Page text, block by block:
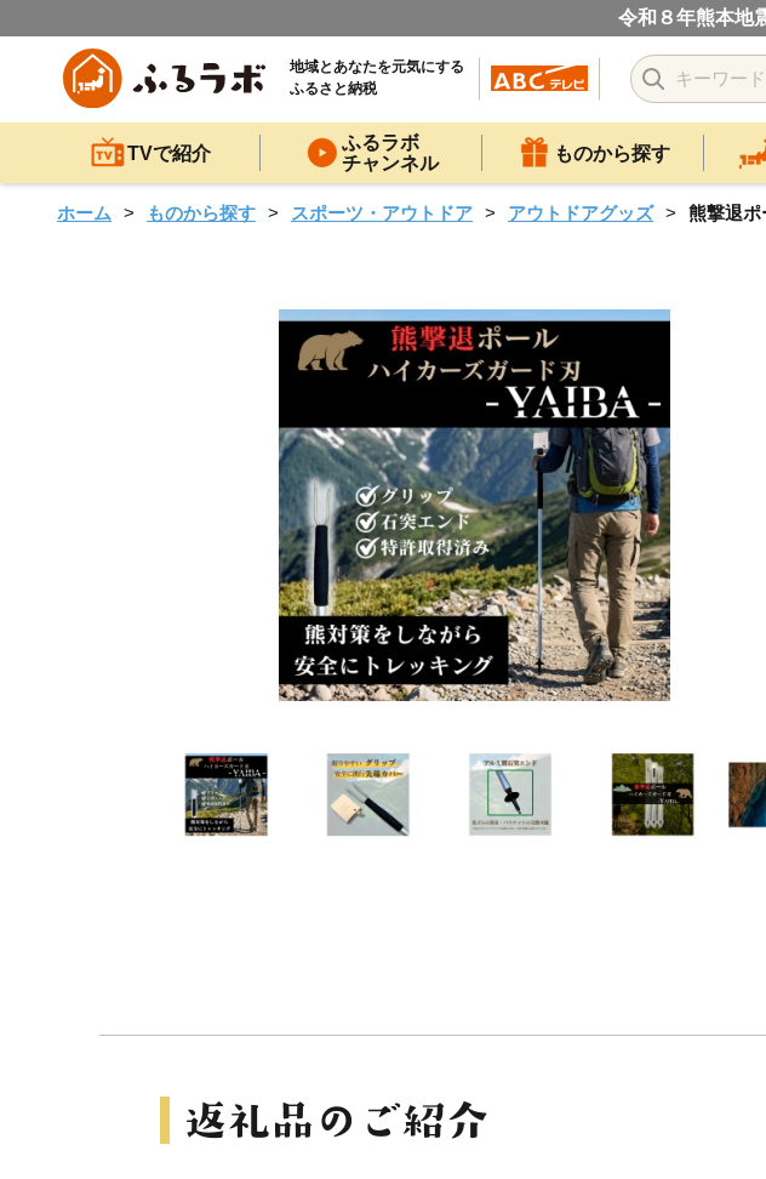
令和８年熊本地
地域とあなたを元気にする
ふるさと納税
TVで紹介
ふるラボ
チャンネル
ものから探す
ホーム ものから探す スポーツ・アウトドア アウトドアグッズ 熊撃退ポ